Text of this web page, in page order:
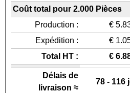
Coût total pour 2.000 Pièces
Production :
€
Expédition :
€
Total HT :
€
Délais de
livraison ≈
78 - 116